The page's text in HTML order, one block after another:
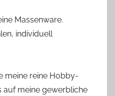
Massenware.
individuell
meine reine Hobby-
auf meine gewerbliche